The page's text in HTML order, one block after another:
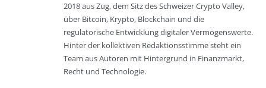
2018 aus Zug, dem Sitz des Schweizer Crypto Valley,
über Bitcoin, Krypto, Blockchain und die
regulatorische Entwicklung digitaler Vermögenswerte.
Hinter der kollektiven Redaktionsstimme steht ein
Team aus Autoren mit Hintergrund in Finanzmarkt,
Recht und Technologie.